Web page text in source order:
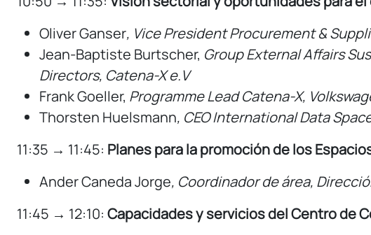
Oliver Ganser, Vice President Procurement &
Jean-Baptiste Burtscher, GroupExternalAffairs
Directors, Catena-Xe.V
Frank Goeller, ProgrammeLead Catena-X,
Thorsten Huelsmann, CEO International Data
11:35 → 11:45: Planes para la promoción de los
Ander Caneda Jorge, Coordinador de área,
11:45 → 12:10: Capacidades y servicios del Centro de